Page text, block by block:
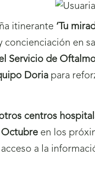
itinerante ‘Tu
en
Servicio de
Doria para
centros
Octubre en los
a la